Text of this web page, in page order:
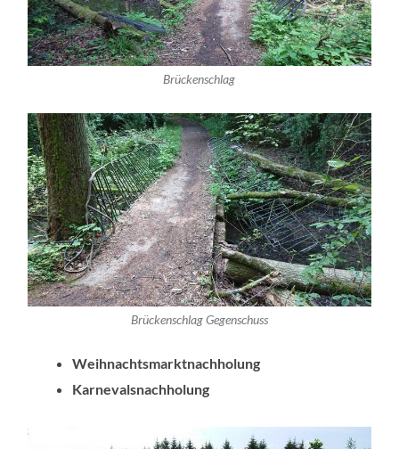
Brückenschlag
Brückenschlag Gegenschuss
Weihnachtsmarktnachholung
Karnevalsnachholung